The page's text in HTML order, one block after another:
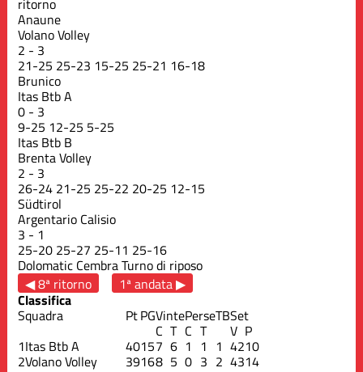
Anaune
Volano Volley
2 - 3
21-25 25-23 15-25 25-21 16-18
Brunico
Itas Btb A
0 - 3
9-25 12-25 5-25
Itas Btb B
Brenta Volley
2 - 3
26-24 21-25 25-22 20-25 12-15
Südtirol
Argentario Calisio
3 - 1
25-20 25-27 25-11 25-16
Dolomatic CembraTurno di riposo
◀ 8ª ritorno
1ª andata ▶
Classifica
Squadra PtPGVintePerseTBSet
C T C T V P
1Itas Btb A 40157 6 1 1 1 4210
2Volano Volley 39168 5 0 3 2 4314